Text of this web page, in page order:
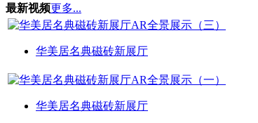
最新视频更多...
华美居名典磁砖新展厅
华美居名典磁砖新展厅